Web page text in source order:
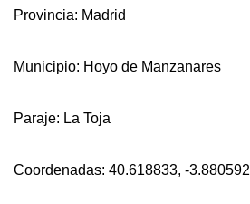
Provincia: Madrid
Municipio: Hoyo de Manzanares
Paraje: La Toja
Coordenadas: 40.618833, -3.880592